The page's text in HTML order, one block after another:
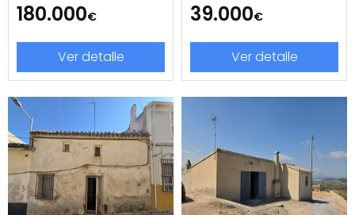
180.000€
Ver detalle
39.000€
Ver detalle